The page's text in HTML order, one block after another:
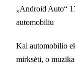
„Android Auto“
automobiliu
Kai automobilio
mirksėti, o